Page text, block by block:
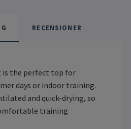
RECENSIONER
is the perfect top for
days or indoor training.
and quick-drying, so
training